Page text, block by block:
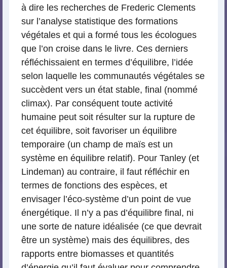
à dire les recherches de Frederic Clements
sur l’analyse statistique des formations
végétales et qui a formé tous les écologues
que l’on croise dans le livre. Ces derniers
réfléchissaient en termes d’équilibre, l’idée
selon laquelle les communautés végétales se
succèdent vers un état stable, final (nommé
climax). Par conséquent toute activité
humaine peut soit résulter sur la rupture de
cet équilibre, soit favoriser un équilibre
temporaire (un champ de maïs est un
système en équilibre relatif). Pour Tanley (et
Lindeman) au contraire, il faut réfléchir en
termes de fonctions des espèces, et
envisager l’éco-système d’un point de vue
énergétique. Il n’y a pas d’équilibre final, ni
une sorte de nature idéalisée (ce que devrait
être un système) mais des équilibres, des
rapports entre biomasses et quantités